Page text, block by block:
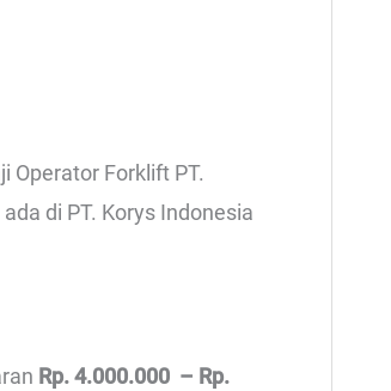
Operator Forklift PT.
di PT. Korys Indonesia
Rp. 4.000.000 – Rp.